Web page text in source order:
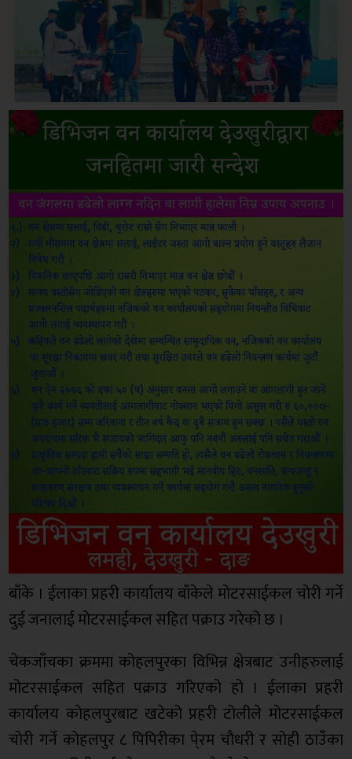
बाँके । ईलाका प्रहरी कार्यालय बाँकेले मोटरसाईकल चोरी गर्ने
दुई जनालाई मोटरसाईकल सहित पक्राउ गरेको छ ।
चेकजाँचका क्रममा कोहलपुरका विभिन्न क्षेत्रबाट उनीहरुलाई
मोटरसाईकल सहित पक्राउ गरिएको हो । ईलाका प्रहरी
कार्यालय कोहलपुरबाट खटेको प्रहरी टोलीले मोटरसाईकल
चोरी गर्ने कोहलपुर ८ पिपिरीका पे्रम चौधरी र सोही ठाउँका